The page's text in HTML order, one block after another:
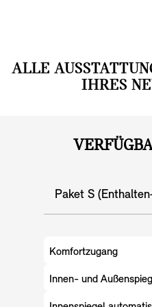
ALLE
IHRES
Paket S
Komfortzugang
Innen- und